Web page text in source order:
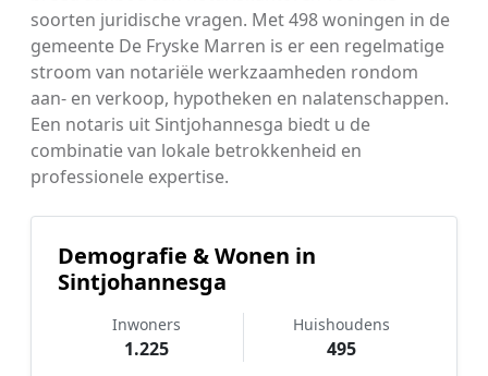
soorten juridische vragen. Met 498 woningen in de
gemeente De Fryske Marren is er een regelmatige
stroom van notariële werkzaamheden rondom
aan- en verkoop, hypotheken en nalatenschappen.
Een notaris uit Sintjohannesga biedt u de
combinatie van lokale betrokkenheid en
professionele expertise.
Demografie & Wonen in
Sintjohannesga
Inwoners
1.225
Huishoudens
495